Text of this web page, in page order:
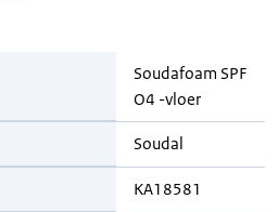
Soudafoam SPF
O4 -vloer
Soudal
KA18581